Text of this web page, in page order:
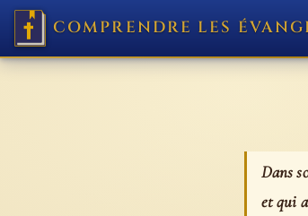
COMPRENDRE LES
Dans
et qui